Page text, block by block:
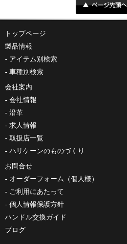
トップページ
製品情報
アイテム別検索
車種別検索
会社案内
会社情報
沿革
求人情報
取扱店一覧
ハリケーンのものづくり
お問合せ
オーダーフォーム（個人様）
ご利用にあたって
個人情報保護方針
ハンドル交換ガイド
ブログ